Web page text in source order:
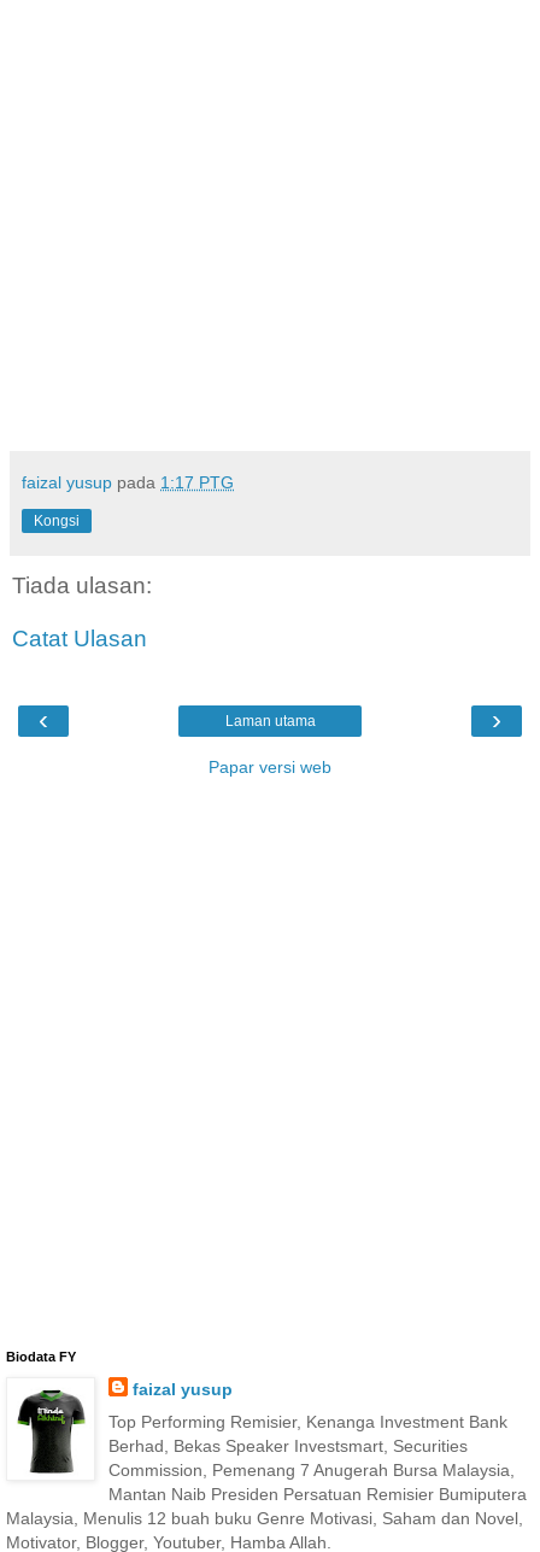
faizal yusup pada 1:17 PTG
Kongsi
Tiada ulasan:
Catat Ulasan
‹ ›
Laman utama
Papar versi web
Biodata FY
faizal yusup
Top Performing Remisier, Kenanga Investment Bank
Berhad, Bekas Speaker Investsmart, Securities
Commission, Pemenang 7 Anugerah Bursa Malaysia,
Mantan Naib Presiden Persatuan Remisier Bumiputera
Malaysia, Menulis 12 buah buku Genre Motivasi, Saham dan Novel,
Motivator, Blogger, Youtuber, Hamba Allah.